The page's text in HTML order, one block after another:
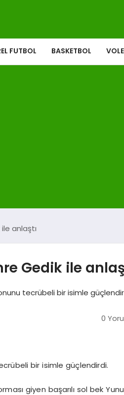
FUTBOL BASKETBOL
anlaştı
Gedik ile
tecrübeli bir isimle
0
bir isimle güçlendirdi.
giyen başarılı sol bek